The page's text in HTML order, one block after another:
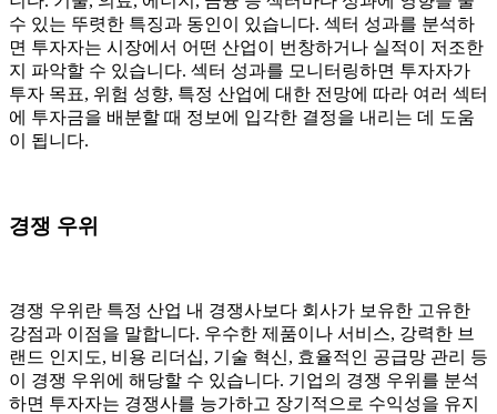
수 있는 뚜렷한 특징과 동인이 있습니다. 섹터 성과를 분석하
면 투자자는 시장에서 어떤 산업이 번창하거나 실적이 저조한
지 파악할 수 있습니다. 섹터 성과를 모니터링하면 투자자가
투자 목표, 위험 성향, 특정 산업에 대한 전망에 따라 여러 섹터
에 투자금을 배분할 때 정보에 입각한 결정을 내리는 데 도움
이 됩니다.
경쟁 우위
경쟁 우위란 특정 산업 내 경쟁사보다 회사가 보유한 고유한
강점과 이점을 말합니다. 우수한 제품이나 서비스, 강력한 브
랜드 인지도, 비용 리더십, 기술 혁신, 효율적인 공급망 관리 등
이 경쟁 우위에 해당할 수 있습니다. 기업의 경쟁 우위를 분석
하면 투자자는 경쟁사를 능가하고 장기적으로 수익성을 유지